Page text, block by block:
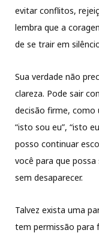
evitar conflitos,
lembra que a
de se trair em
Sua verdade não
clareza. Pode sair
decisão firme, como
“isto sou eu”, “isto
posso continuar
você para que
sem desaparecer.
Talvez exista uma
tem permissão para